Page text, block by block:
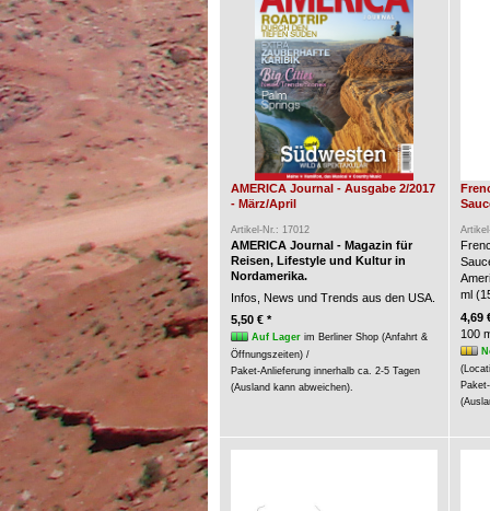
AMERICA Journal - Ausgabe 2/2017
- März/April
Artikel-Nr.: 17012
AMERICA Journal - Magazin für
Reisen, Lifestyle und Kultur in
Nordamerika.
Infos, News und Trends aus den USA.
5,50 € *
Auf Lagerim Berliner Shop (Anfahrt &
Öffnungszeiten) /
Paket-Anlieferung innerhalb ca. 2-5 Tagen
(Ausland kann abweichen).
ml
4,69
100